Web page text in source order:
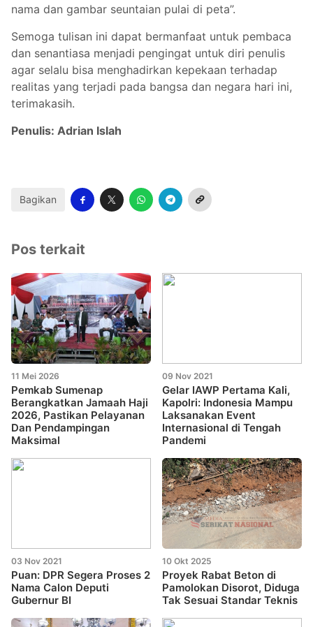
nama dan gambar seuntaian pulai di peta”.
Semoga tulisan ini dapat bermanfaat untuk pembaca
dan senantiasa menjadi pengingat untuk diri penulis
agar selalu bisa menghadirkan kepekaan terhadap
realitas yang terjadi pada bangsa dan negara hari ini,
terimakasih.
Penulis: Adrian Islah
Bagikan
Pos terkait
11 Mei 2026
Pemkab Sumenap
Berangkatkan Jamaah Haji
2026, Pastikan Pelayanan
Dan Pendampingan
Maksimal
09 Nov 2021
Gelar IAWP Pertama Kali,
Kapolri: Indonesia Mampu
Laksanakan Event
Internasional di Tengah
Pandemi
03 Nov 2021
Puan: DPR Segera Proses 2
Nama Calon Deputi
Gubernur BI
10 Okt 2025
Proyek Rabat Beton di
Pamolokan Disorot, Diduga
Tak Sesuai Standar Teknis